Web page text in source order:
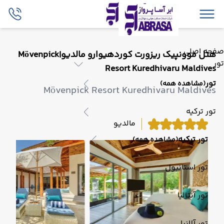
صفحه اصلی
تور
تور(مشاهده همه)
تور ترکیه
تور ترکیه(مشاهده همه)
تور استانبول
تور آنتالیا
هتل موونپیک ریزورت کوردهیوارو مالدیو|Mövenpick
Resort Kuredhivaru Maldives
Mövenpick Resort Kuredhivaru Maldives
مالدیو